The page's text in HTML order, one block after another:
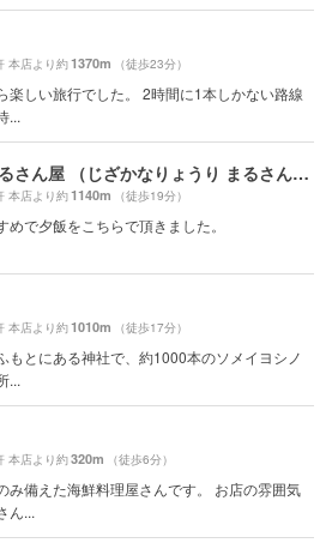
本店より約1370m （徒歩23分）
楽しい旅行でした。 2時間に1本しかない路線
...
地魚料理 まるさん屋 （じざかなりょうり まるさんや）
本店より約1140m （徒歩19分）
めで夕飯をこちらで頂きました。
本店より約1010m （徒歩17分）
もとにある神社で、約1000本のソメイヨシノ
...
本店より約320m （徒歩6分）
み備えた海鮮料理屋さんです。 お店の雰囲気
ん...